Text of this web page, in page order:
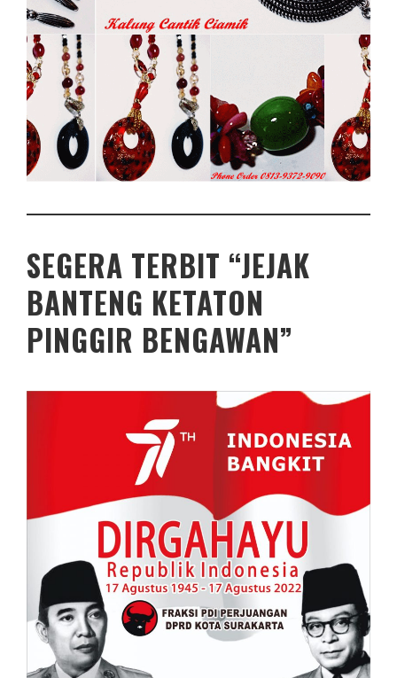
SEGERA TERBIT “JEJAK
BANTENG KETATON
PINGGIR BENGAWAN”